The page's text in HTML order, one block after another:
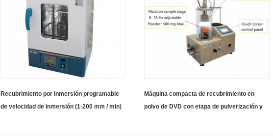
Recubrimiento por inmersión programable
de velocidad de inmersión (1-200 mm / min)
Máquina compacta de recubrimiento en
polvo de DVD con etapa de pulverización y